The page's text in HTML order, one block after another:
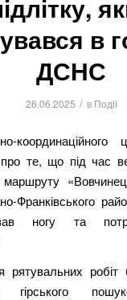
в
ДСНС
26.06.2025 / в Події
координаційного
те, що під час
Франківського
ногу та
рятувальних
гірського